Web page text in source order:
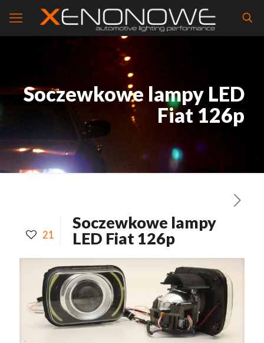
Soczewkowe lampy LED
Fiat 126p
21
Soczewkowe lampy
LED Fiat 126p